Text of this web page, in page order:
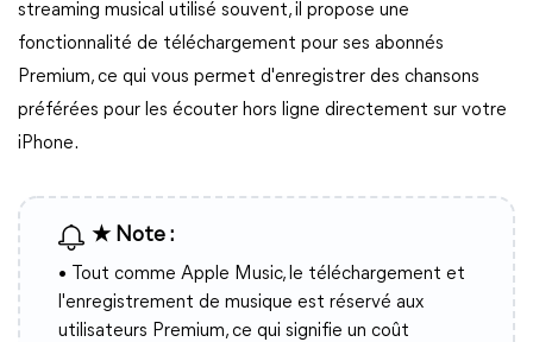
streaming musical utilisé souvent, il propose une
fonctionnalité de téléchargement pour ses abonnés
Premium, ce qui vous permet d'enregistrer des chansons
préférées pour les écouter hors ligne directement sur votre
iPhone.
★ Note :
• Tout comme Apple Music, le téléchargement et
l'enregistrement de musique est réservé aux
utilisateurs Premium, ce qui signifie un coût